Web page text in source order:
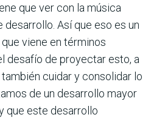
que ver con la música
Así que eso es un
viene en términos
desafío de proyectar esto, a
cuidar y consolidar lo
de un desarrollo mayor
que este desarrollo